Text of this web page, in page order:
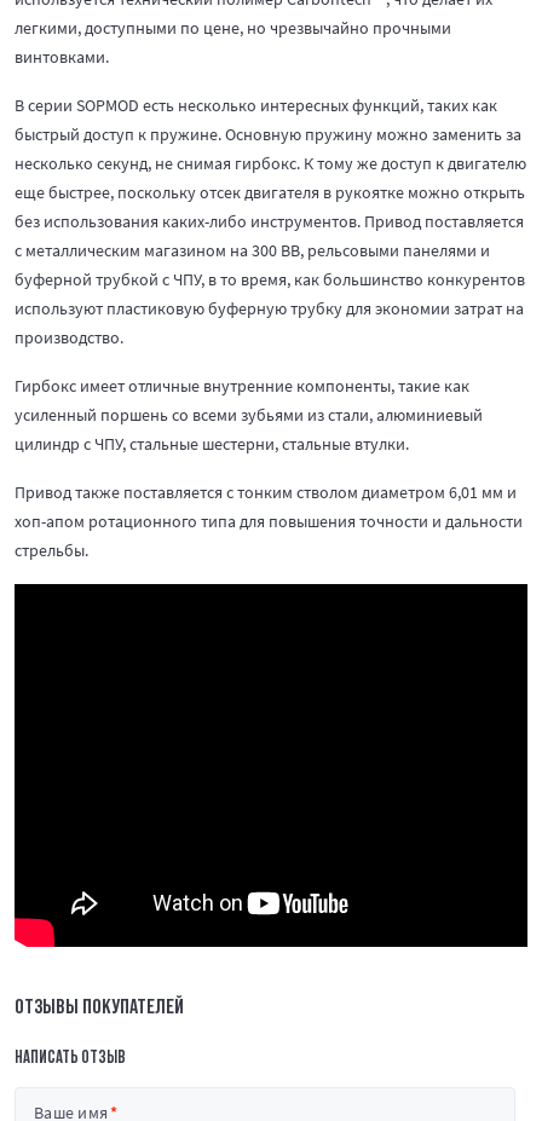
легкими, доступными по цене, но чрезвычайно прочными
винтовками.
В серии SOPMOD есть несколько интересных функций, таких как
быстрый доступ к пружине. Основную пружину можно заменить за
несколько секунд, не снимая гирбокс. К тому же доступ к двигателю
еще быстрее, поскольку отсек двигателя в рукоятке можно открыть
без использования каких-либо инструментов. Привод поставляется
с металлическим магазином на 300 ВВ, рельсовыми панелями и
буферной трубкой с ЧПУ, в то время, как большинство конкурентов
используют пластиковую буферную трубку для экономии затрат на
производство.
Гирбокс имеет отличные внутренние компоненты, такие как
усиленный поршень со всеми зубьями из стали, алюминиевый
цилиндр с ЧПУ, стальные шестерни, стальные втулки.
Привод также поставляется с тонким стволом диаметром 6,01 мм и
хоп-апом ротационного типа для повышения точности и дальности
стрельбы.
ОТЗЫВЫ ПОКУПАТЕЛЕЙ
НАПИСАТЬ ОТЗЫВ
Ваше имя